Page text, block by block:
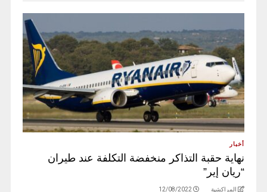
أخبار
نهاية حقبة التذاكر منخفضة التكلفة عند طيران
“ريان إير”
المراكشية 12/08/2022